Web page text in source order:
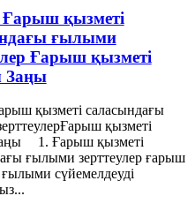
Ғарыш қызметі
ғылыми
Ғарыш қызметі
Заңы
қызметі саласындағы
қызметі
1. Ғарыш қызметі
ғылыми зерттеулер ғарыш
сүйемелдеуді